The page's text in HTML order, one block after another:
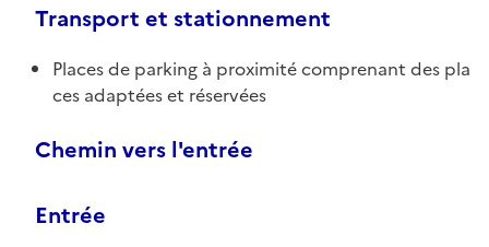
Transport et stationnement
Places de parking à proximité comprenant des pla
ces adaptées et réservées
Chemin vers l'entrée
Entrée